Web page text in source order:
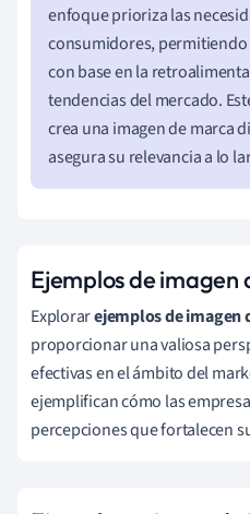
enfoque prioriza las
consumidores,
con base en la
tendencias del mercado.
crea una imagen de marca
asegura su relevancia a lo
Ejemplos de imagen
Explorarejemplos de imagen
proporcionar una valiosa
efectivas en el ámbito del
ejemplifican cómo las
percepciones que fortalecen